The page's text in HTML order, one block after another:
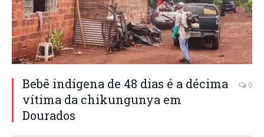
Bebê indígena de 48 dias é a décima
vítima da chikungunya em
Dourados
0